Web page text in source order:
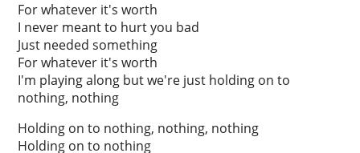
For whatever it's worth
I never meant to hurt you bad
Just needed something
For whatever it's worth
I'm playing along but we're just holding on to
nothing, nothing
Holding on to nothing, nothing, nothing
Holding on to nothing